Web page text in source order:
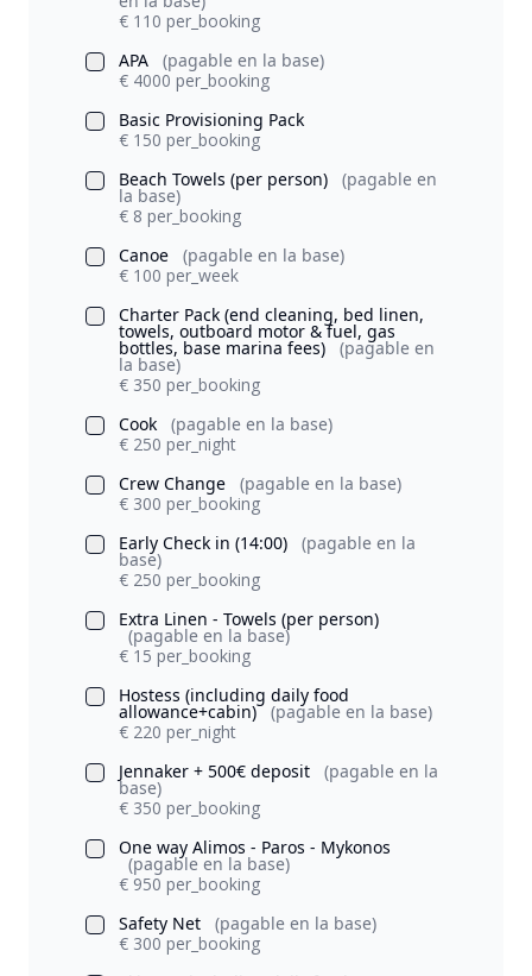
€ 110 per_booking
APA
(pagable en la base)
€ 4000 per_booking
Basic Provisioning Pack
€ 150 per_booking
Beach Towels (per person)
(pagable en
la base)
€ 8 per_booking
Canoe
(pagable en la base)
€ 100 per_week
Charter Pack (end cleaning, bed linen,
towels, outboard motor & fuel, gas
bottles, base marina fees) (pagable en
la base)
€ 350 per_booking
Cook
(pagable en la base)
€ 250 per_night
Crew Change
(pagable en la base)
€ 300 per_booking
Early Check in (14:00)
(pagable en la
base)
€ 250 per_booking
Extra Linen - Towels (per person)
(pagable en la base)
€ 15 per_booking
Hostess (including daily food
allowance+cabin) (pagable en la base)
€ 220 per_night
Jennaker + 500€ deposit
(pagable en la
base)
€ 350 per_booking
One way Alimos - Paros - Mykonos
(pagable en la base)
€ 950 per_booking
Safety Net
(pagable en la base)
€ 300 per_booking